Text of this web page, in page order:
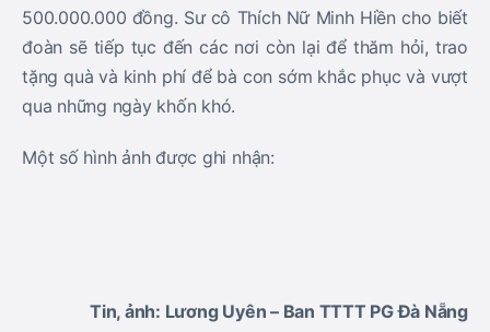
500.000.000 đồng. Sư cô Thích Nữ Minh Hiền cho biết
đoàn sẽ tiếp tục đến các nơi còn lại để thăm hỏi, trao
tặng quà và kinh phí để bà con sớm khắc phục và vượt
qua những ngày khốn khó.
Một số hình ảnh được ghi nhận:
Tin, ảnh: Lương Uyên – Ban TTTT PG Đà Nẵng